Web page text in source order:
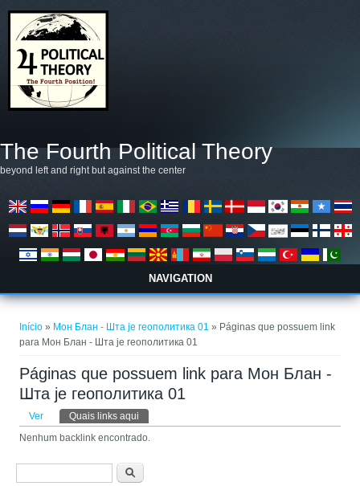
The Fourth Political Theory
beyond left and right but against the center
NAVIGATION
Início » Мон Блан - Шта је геополитика 01 » Páginas que possuem link
para Мон Блан - Шта је геополитика 01
Páginas que possuem link para Мон Блан -
Шта је геополитика 01
Abas primárias
Ver Quais links aqui
Nenhum backlink encontrado.
Formulário de busca